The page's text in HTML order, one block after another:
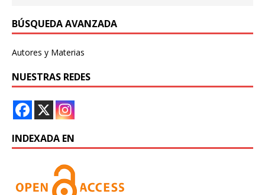
BÚSQUEDA AVANZADA
Autores y Materias
NUESTRAS REDES
INDEXADA EN